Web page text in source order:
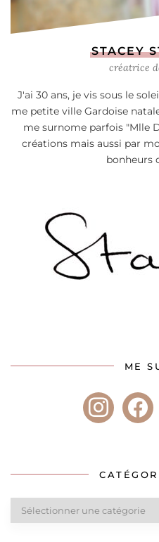
STACEY
créatrice
J'ai 30 ans, je vis sous le
me petite ville Gardoise
me surnome parfois "Mlle
créations mais aussi par
bonheurs
ME
instagram
Catégories
blog